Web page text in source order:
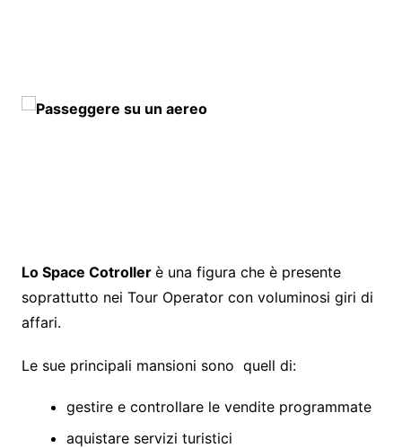
Lo Space Cotroller è una figura che è presente
soprattutto nei Tour Operator con voluminosi giri di
affari.
Le sue principali mansioni sono quell di:
gestire e controllare le vendite programmate
aquistare servizi turistici